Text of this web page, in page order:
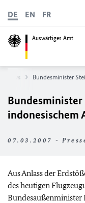
Auswärtiges Amt
DE EN FR
News Bundesminister
indonesischem
07.03.2007 -
Aus Anlass der
des heutigen
Bundesaußenminister